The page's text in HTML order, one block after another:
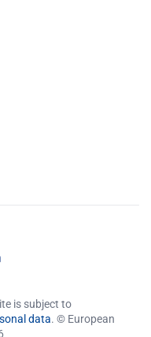
is subject to
data. © European